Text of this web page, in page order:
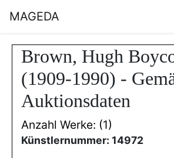
MAGEDA
Brown, Hugh
(1909-1990) -
Auktionsdaten
Anzahl Werke: (1)
Künstlernummer: 14972